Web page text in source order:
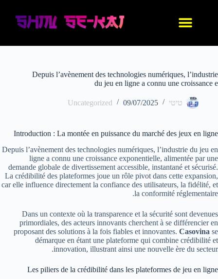
Depuis l’avènement des technologies numériques, l’industrie
du jeu en ligne a connu une croissance e
טיטי 09/07/2025
Uncategorized
Introduction : La montée en puissance du marché des jeux en ligne
Depuis l’avènement des technologies numériques, l’industrie du jeu en
ligne a connu une croissance exponentielle, alimentée par une
demande globale de divertissement accessible, instantané et sécurisé.
La crédibilité des plateformes joue un rôle pivot dans cette expansion,
car elle influence directement la confiance des utilisateurs, la fidélité, et
la conformité réglementaire.
Dans un contexte où la transparence et la sécurité sont devenues
primordiales, des acteurs innovants cherchent à se différencier en
proposant des solutions à la fois fiables et innovantes. Casovi­na se
démarque en étant une plateforme qui combine crédibilité et
innovation, illustrant ainsi une nouvelle ère du secteur.
Les piliers de la crédibilité dans les plateformes de jeu en ligne